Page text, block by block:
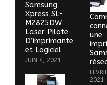
Samsung
Xpress SL-
M2825DW
Laser Pilote
D’imprimante
et Logiciel
JUIN 4, 2021
une
2021